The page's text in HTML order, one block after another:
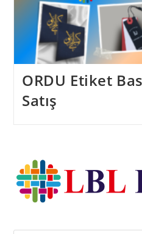
ORDU Etiket
Satış